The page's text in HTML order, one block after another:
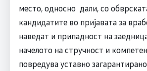
место, односно дали, со
кандидатите во пријавата за
наведат и припадност на
начелото на стручност и
повредува уставно